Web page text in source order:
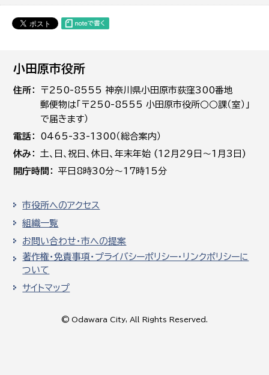
小田原市役所
住所
〒250-8555 神奈川県小田原市荻窪300番地
郵便物は「〒250-8555 小田原市役所○○課（室）」
で届きます）
電話
0465-33-1300（総合案内）
休み
土､日､祝日、休日、年末年始 (12月29日～1月3日)
開庁時間
平日8時30分～17時15分
市役所へのアクセス
組織一覧
お問い合わせ・市への提案
著作権・免責事項・プライバシーポリシー・リンクポリシーに
ついて
サイトマップ
© Odawara City, All Rights Reserved.